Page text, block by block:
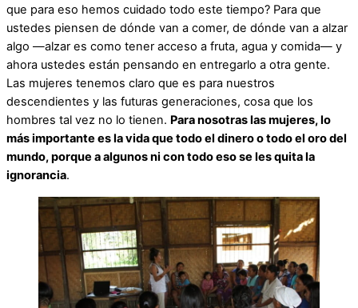
que para eso hemos cuidado todo este tiempo? Para que
ustedes piensen de dónde van a comer, de dónde van a alzar
algo —alzar es como tener acceso a fruta, agua y comida— y
ahora ustedes están pensando en entregarlo a otra gente.
Las mujeres tenemos claro que es para nuestros
descendientes y las futuras generaciones, cosa que los
hombres tal vez no lo tienen. Para nosotras las mujeres, lo
más importante es la vida que todo el dinero o todo el oro del
mundo, porque a algunos ni con todo eso se les quita la
ignorancia.